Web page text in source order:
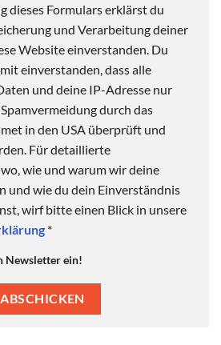
dieses Formulars erklärst du
und Verarbeitung deiner
Website einverstanden. Du
einverstanden, dass alle
und deine IP-Adresse nur
durch das
in den USA überprüft und
Für detaillierte
wie und warum wir deine
und wie du dein Einverständnis
wirf bitte einen Blick in unsere
*
Newsletter ein!